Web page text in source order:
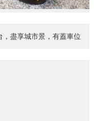
盡享城市景，有蓋車位